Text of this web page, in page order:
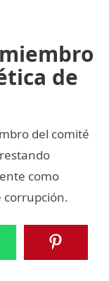
de
del comité
como
corrupción.